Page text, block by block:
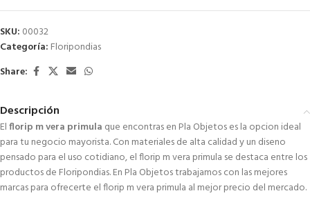
SKU: 00032
Categoría: Floripondias
Share:
Descripción
Elflorip m vera primula que encontras en Pla Objetos es la opcion ideal
para tu negocio mayorista. Con materiales de alta calidad y un diseno
pensado para el uso cotidiano, el florip m vera primula se destaca entre los
productos de Floripondias. En Pla Objetos trabajamos con las mejores
marcas para ofrecerte el florip m vera primula al mejor precio del mercado.